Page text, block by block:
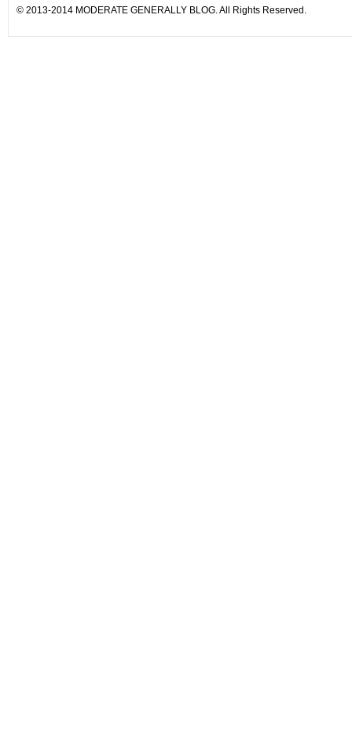
© 2013-2014 MODERATE GENERALLY BLOG. All Rights Reserved.